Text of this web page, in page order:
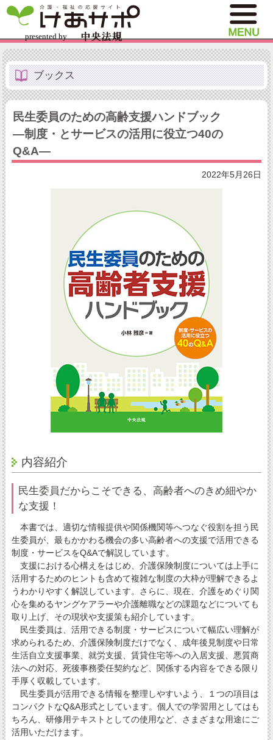
ブックス
民生委員のための高齢支援ハンドブック
―制度・とサービスの活用に役立つ40の
Q&A―
2022年5月26日
内容紹介
民生委員だからこそできる、高齢者へのきめ細やか
な支援！
本書では、適切な情報提供や関係機関等へつなぐ役割を担う民
生委員が、最もかかわる機会の多い高齢者への支援で活用できる
制度・サービスをQ&Aで解説しています。
支援における心構えをはじめ、介護保険制度については上手に
活用するためのヒントも含めて複雑な制度の大枠が理解できるよ
うわかりやすく解説しています。さらに、現在、介護をめぐり関
心を集めるヤングケアラーや介護離職などの課題などについても
取り上げ、その現状や支援策も紹介しています。
民生委員は、活用できる制度・サービスについて幅広い理解が
求められるため、介護保険制度だけでなく、成年後見制度や日常
生活自立支援事業、就労支援、賃貸住宅等への入居支援、悪質商
法への対応、死後事務委任契約など、関係する内容をできる限り
手厚く収載しています。
民生委員が活用できる情報を整理しやすいよう、１つの項目は
コンパクトなQ&A形式としています。個人での学習用としてはも
ちろん、研修用テキストとしての使用など、さまざまな用途にご
活用いただけます。